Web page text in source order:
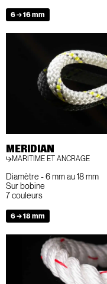
6 → 16 mm
MERIDIAN
MARITIME ET ANCRAGE
Diamètre - 6 mm au 18 mm
Sur bobine
7 couleurs
6 → 18 mm